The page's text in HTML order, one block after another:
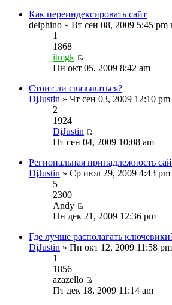
Как переиндексировать сайт
delphino » Вт сен 08, 2009 5:45 pm
1
1868
itmgk
Пн окт 05, 2009 8:42 am
Стоит ли связываться?
DjJustin » Чт сен 03, 2009 12:10
2
1924
DjJustin
Пт сен 04, 2009 10:08 am
Региональная принадлежность
DjJustin » Ср июл 29, 2009 4:43
5
2300
Andy
Пн дек 21, 2009 12:36 pm
Где лучше располагать
DjJustin » Пн окт 12, 2009 11:58
1
1856
azazello
Пт дек 18, 2009 11:14 am